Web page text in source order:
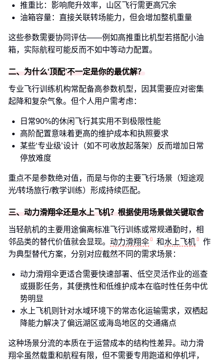
推重比：影响爬升效率，山区飞行需更高冗余
油箱容量：直接关联转场能力，但会增加整机重量
这些参数需要协同评估——例如高推重比机型若搭配小油
箱，实际航程可能反而不如中等动力配置。
二、为什么‘顶配’不一定是你的最优解？
专业飞行训练机构常配备高参数机型，因其需要应对密集
起降和复杂气象。但个人用户需考虑：
日常90%的休闲飞行其实用不到极限性能
高阶配置意味着更高的维护成本和执照要求
某些‘专业级’设计（如不可收放起落架）反而增加日常
停放难度
重点不是参数绝对值，而是与你的主要飞行场景（短途观
光/转场旅行/教学训练）形成持续匹配。
三、动力滑翔伞还是水上飞机？根据使用场景做关键取舍
当轻航机的主要用途偏离标准飞行训练或常规通勤时，相
邻品类的替代价值就会显现。 动力滑翔伞 和水上飞机
作
为典型替代方案，分别对应截然不同的需求场景：
动力滑翔伞更适合需要快速部署、低空灵活作业的巡查
或摄影任务，其便携性和低维护成本在临时性任务中优
势明显
水上飞机则针对水域环境下的常态化运输需求，双栖起
降能力解决了偏远湖区或海岛地区的交通痛点
这种场景分流的本质在于运营成本的结构性差异。动力滑
翔伞虽然载重和航程有限，但不需要专用跑道和停机坪，